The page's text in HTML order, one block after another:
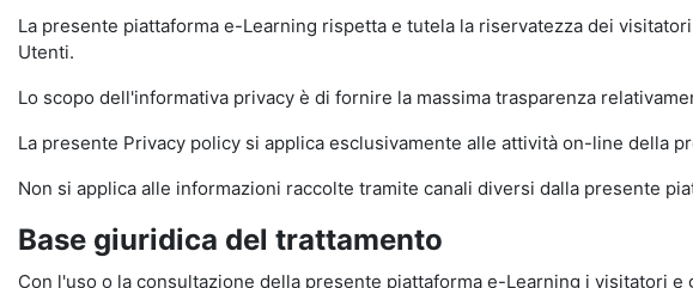
La presente piattaforma e-Learning rispetta e tutela la riservatezza dei
Utenti.
Lo scopo dell'informativa privacy è di fornire la massima trasparenza
La presente Privacy policy si applica esclusivamente alle attività on-line della
Non si applica alle informazioni raccolte tramite canali diversi dalla presente
Base giuridica del trattamento
Con l'uso o la consultazione della presente piattaforma e-Learning i visitatori